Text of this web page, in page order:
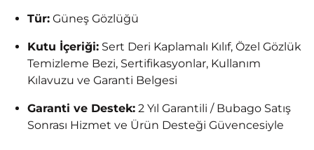
Tür: Güneş Gözlüğü
Kutu İçeriği: Sert Deri Kaplamalı Kılıf, Özel Gözlük
Temizleme Bezi, Sertifikasyonlar, Kullanım
Kılavuzu ve Garanti Belgesi
Garanti ve Destek: 2 Yıl Garantili / Bubago Satış
Sonrası Hizmet ve Ürün Desteği Güvencesiyle